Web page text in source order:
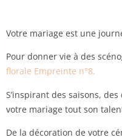
Votre mariage est une
Pour donner vie à des
florale Empreinte n°8.
S’inspirant des saisons,
votre mariage tout son
De la décoration de votre